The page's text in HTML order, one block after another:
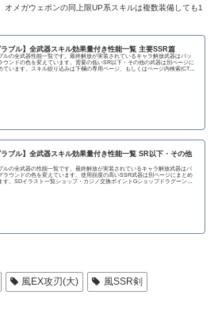
オメガウェポンの同上限UP系スキルは複数装備しても1
ラブル】全武器スキル効果量付き性能一覧 主要SSR篇
ルの全武器性能一覧です。最終解放が実装されているキャラ解放武器はバッ
ウンドの色を変えています。需要の低いSR以下・その他の武器は別ページに
ています。スキル絞り込みは下欄の専用ページ、もしくはページ内検索(CTRL
ラブル】全武器スキル効果量付き性能一覧 SR以下・その他
ルの全武器の性能一覧です。最終解放が実装されているキャラ解放武器はバ
ラウンドの色を変えています。使用頻度の高いSSR武器は別ページにまとめ
す。SDイラスト一覧ショップ・カジノ交換ポイントGショップドラグーンラ
風EX攻刃(大) 風SSR剣